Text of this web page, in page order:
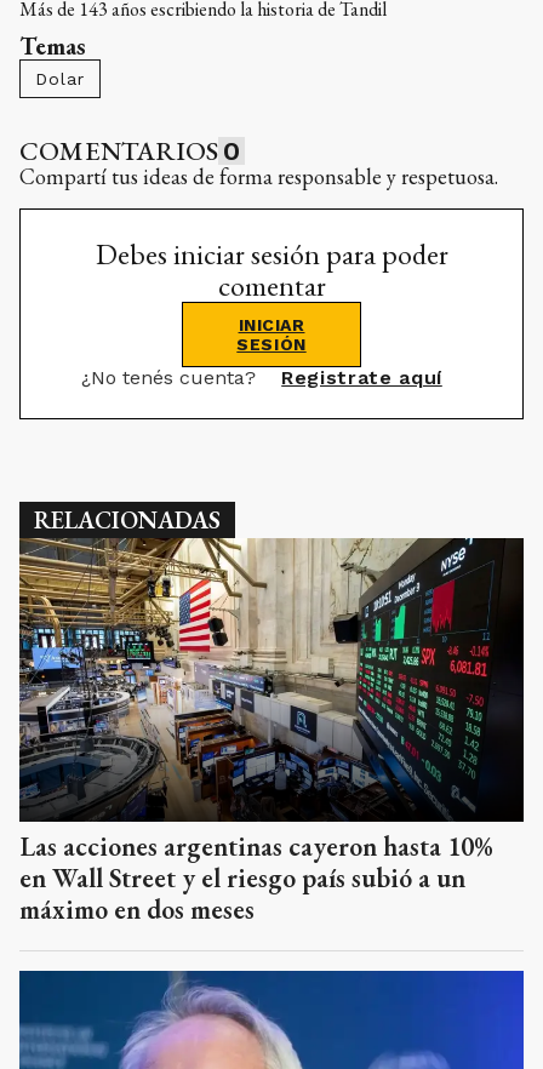
Más de 143 años escribiendo la historia de Tandil
Temas
Dolar
COMENTARIOS 0
Compartí tus ideas de forma responsable y respetuosa.
Debes iniciar sesión para poder
comentar
INICIAR
SESIÓN
¿No tenés cuenta? Registrate aquí
RELACIONADAS
Las acciones argentinas cayeron hasta 10%
en Wall Street y el riesgo país subió a un
máximo en dos meses